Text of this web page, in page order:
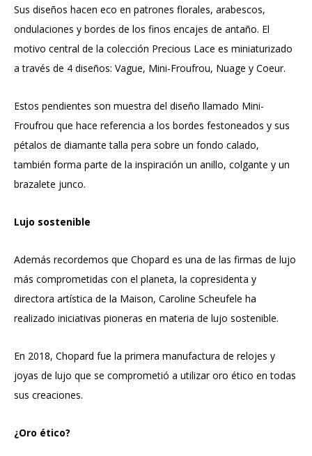
Sus diseños hacen eco en patrones florales, arabescos,
ondulaciones y bordes de los finos encajes de antaño. El
motivo central de la colección Precious Lace es miniaturizado
a través de 4 diseños: Vague, Mini-Froufrou, Nuage y Coeur.
Estos pendientes son muestra del diseño llamado Mini-
Froufrou que hace referencia a los bordes festoneados y sus
pétalos de diamante talla pera sobre un fondo calado,
también forma parte de la inspiración un anillo, colgante y un
brazalete junco.
Lujo sostenible
Además recordemos que Chopard es una de las firmas de lujo
más comprometidas con el planeta, la copresidenta y
directora artística de la Maison, Caroline Scheufele ha
realizado iniciativas pioneras en materia de lujo sostenible.
En 2018, Chopard fue la primera manufactura de relojes y
joyas de lujo que se comprometió a utilizar oro ético en todas
sus creaciones.
¿Oro ético?